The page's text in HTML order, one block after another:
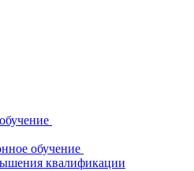
обучение
квалификации